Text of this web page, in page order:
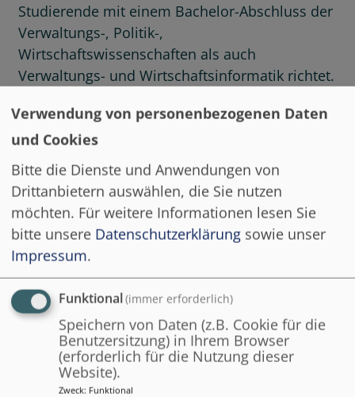
Studierende mit einem Bachelor-Abschluss der
Verwaltungs-, Politik-,
Wirtschaftswissenschaften als auch
Verwaltungs- und Wirtschaftsinformatik richtet.
Verwaltung angesprochen, die Ihre
Kompetenzen im Bereich der digitalen
Verwaltung stärken wollen. Zur erfolgreichen
Teilnahme sind Grundlagenkenntnisse der
öffentlichen Verwaltung und des E-Government
empfehlenswert, aber keine Voraussetzung.
Wer bietet diesen Kurs an?
Verwendung von personenbezogenen Daten
und Cookies
Bitte die Dienste und Anwendungen von
Drittanbietern auswählen, die Sie nutzen
möchten. Für weitere Informationen lesen Sie
bitte unsere Datenschutzerklärung sowie unser
Impressum.
Funktional(immer erforderlich)
Speichern von Daten (z.B. Cookie für die
Benutzersitzung) in Ihrem Browser
(erforderlich für die Nutzung dieser
Website).
Zweck: Funktional